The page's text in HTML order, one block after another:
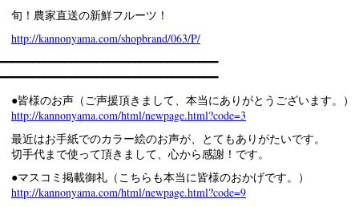
旬！農家直送の新鮮フルーツ！
http://kannonyama.com/shopbrand/063/P/
━━━━━━━━━━━━━━━━━━━━━━━━━━━━━━━━━━
━━━━━━━━━━━━━━━━━━━━━━━━━━━━━━━━━━
●皆様のお声（ご声援頂きまして、本当にありがとうございます。）
http://kannonyama.com/html/newpage.html?code=3
最近はお手紙でのカラー絵のお声が、とてもありがたいです。
切手代まで使って頂きまして、心から感謝！です。
●マスコミ掲載御礼（こちらも本当に皆様のおかげです。）
http://kannonyama.com/html/newpage.html?code=9